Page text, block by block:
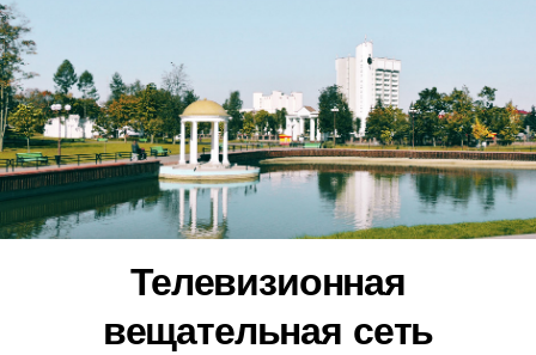
Перейти
к
содержанию
Телевизионная
вещательная сеть